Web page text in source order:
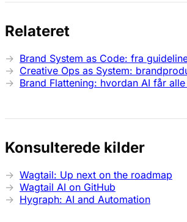
Relateret
Brand System as Code: fra
Creative Ops as System:
Brand Flattening: hvordan AI får
Konsulterede kilder
Wagtail: Up next on the roadmap
Wagtail AI on GitHub
Hygraph: AI and Automation